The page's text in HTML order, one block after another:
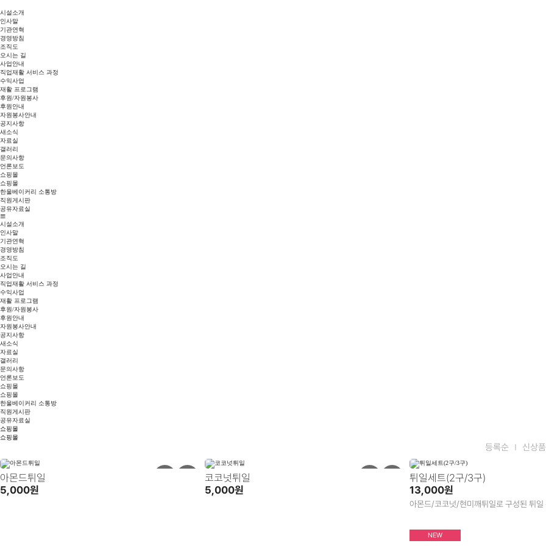
시설소개
인사말
기관연혁
경영방침
조직도
오시는 길
사업안내
직업재활 서비스 과정
수익사업
재활 프로그램
후원/자원봉사
후원안내
자원봉사안내
공지사항
새소식
자료실
갤러리
문의사항
언론보도
쇼핑몰
쇼핑몰
한울베이커리 소통방
직원게시판
공유자료실
시설소개
인사말
기관연혁
경영방침
조직도
오시는 길
사업안내
직업재활 서비스 과정
수익사업
재활 프로그램
후원/자원봉사
후원안내
자원봉사안내
공지사항
새소식
자료실
갤러리
문의사항
언론보도
쇼핑몰
쇼핑몰
한울베이커리 소통방
직원게시판
공유자료실
쇼핑몰
쇼핑몰
등록순 신상품
아몬드튀일
5,000원
코코넛튀일
5,000원
튀일세트(2구/3구)
13,000원
아몬드/코코넛/현미깨튀일로 구성된 튀일
NEW